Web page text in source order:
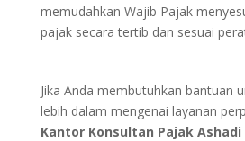
memudahkan Wajib Pajak
pajak secara tertib dan sesuai
Jika Anda membutuhkan bantuan
lebih dalam mengenai layanan
Kantor Konsultan Pajak Ashadi